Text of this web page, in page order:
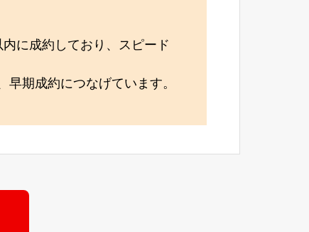
に成約しており、スピード
期成約につなげています。